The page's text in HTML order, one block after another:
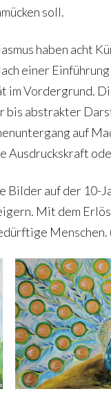
soll.
haben acht
einer
im Vordergrund.
bis abstrakter
auf
Ausdruckskraft
Bilder auf der 10-
Mit dem
Menschen.